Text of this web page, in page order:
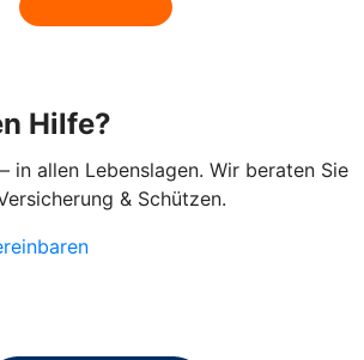
Hilfe?
in allen Lebenslagen. Wir beraten Sie
& Schützen.